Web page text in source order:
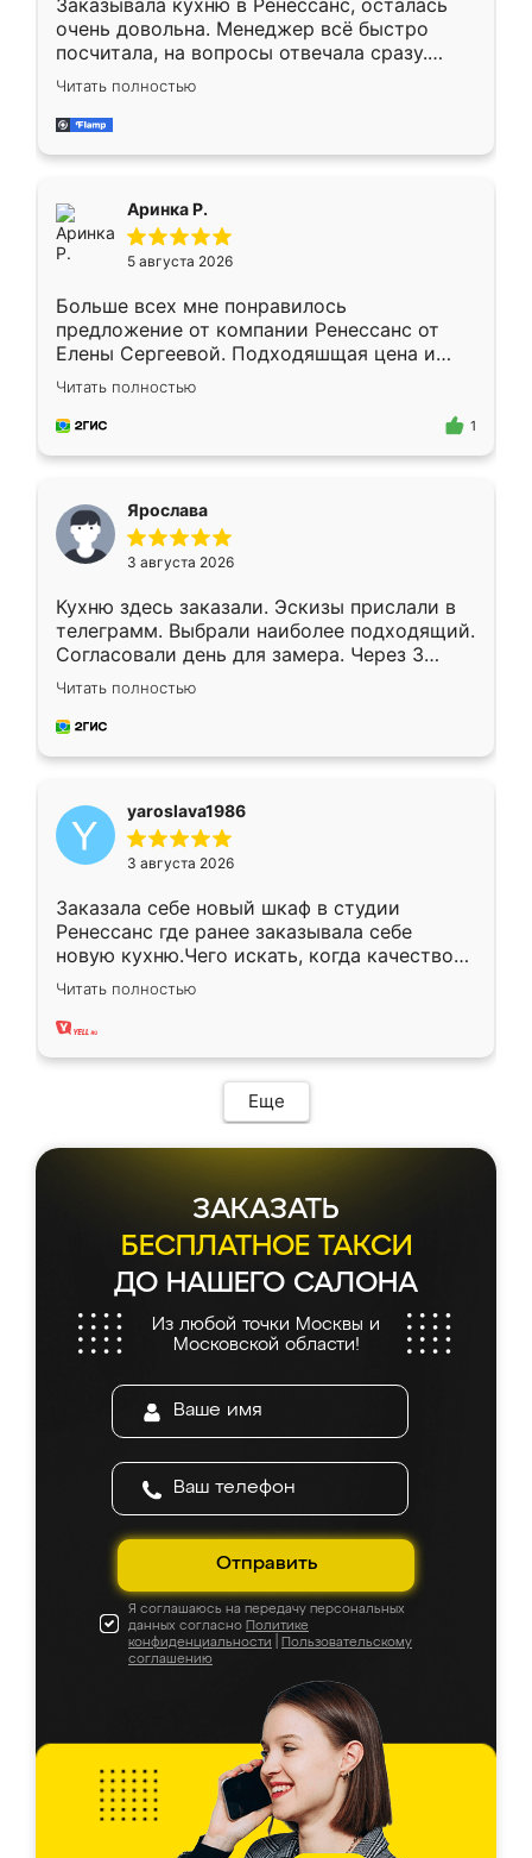
Заказывала кухню в Ренессанс, осталась
очень довольна. Менеджер всё быстро
посчитала, на вопросы отвечала сразу.
Замерщик приехал в субботу, подошёл к
делу со всей ответственностью. Собрали
за день, ребята работали аккуратно, даже
Читать полностью
Аринка Р.
5 августа 2026
Больше всех мне понравилось
предложение от компании Ренессанс от
Елены Сергеевой. Подходяшщая цена и
короткие сроки изготовления. Приехавший
для замера сотрудник Владислав
предложил по моему эскизу самый
Читать полностью
1
Ярослава
3 августа 2026
Кухню здесь заказали. Эскизы прислали в
телеграмм. Выбрали наиболее подходящий.
Согласовали день для замера. Через 3
недели кухня была уже готова. Остались
довольны работой. Спасибо Ренессанс
мебель за качественную работу!
Читать полностью
yaroslava1986
3 августа 2026
Заказала себе новый шкаф в студии
Ренессанс где ранее заказывала себе
новую кухню.Чего искать, когда качеством
вполне довольна. Служит кухня уже почти
два года, нареканий нет.
Читать полностью
Еще
ЗАКАЗАТЬ
БЕСПЛАТНОЕ ТАКСИ
ДО НАШЕГО САЛОНА
Из любой точки Москвы и
Московской области!
Отправить
Я соглашаюсь на передачу персональных
данных согласно Политике
конфиденциальности
Пользовательскому
соглашению